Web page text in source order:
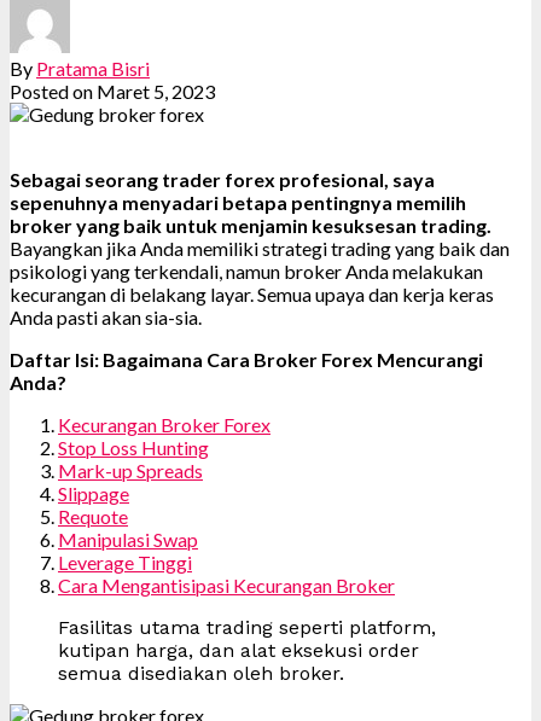
By Pratama Bisri
Posted on Maret 5, 2023
Sebagai seorang trader forex profesional, saya
sepenuhnya menyadari betapa pentingnya memilih
broker yang baik untuk menjamin kesuksesan trading.
Bayangkan jika Anda memiliki strategi trading yang baik dan
psikologi yang terkendali, namun broker Anda melakukan
kecurangan di belakang layar. Semua upaya dan kerja keras
Anda pasti akan sia-sia.
Daftar Isi: Bagaimana Cara Broker Forex Mencurangi
Anda?
Kecurangan Broker Forex
Stop Loss Hunting
Mark-up Spreads
Slippage
Requote
Manipulasi Swap
Leverage Tinggi
Cara Mengantisipasi Kecurangan Broker
Fasilitas utama trading seperti platform,
kutipan harga, dan alat eksekusi order
semua disediakan oleh broker.